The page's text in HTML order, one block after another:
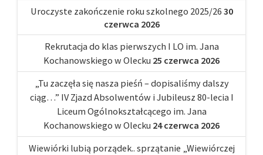
Uroczyste zakończenie roku szkolnego 2025/26 30
czerwca 2026
Rekrutacja do klas pierwszych I LO im. Jana
Kochanowskiego w Olecku 25 czerwca 2026
„Tu zaczęła się nasza pieśń – dopisaliśmy dalszy
ciąg…” IV Zjazd Absolwentów i Jubileusz 80-lecia I
Liceum Ogólnokształcącego im. Jana
Kochanowskiego w Olecku 24 czerwca 2026
Wiewiórki lubią porządek.. sprzątanie „Wiewiórczej